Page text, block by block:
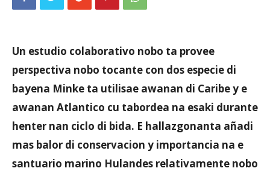
Aruba
Un estudio colaborativo nobo ta provee
perspectiva nobo tocante con dos especie di
bayena Minke ta utilisae awanan di Caribe y e
awanan Atlantico cu tabordea na esaki durante
henter nan ciclo di bida. E hallazgonanta añadi
mas balor di conservacion y importancia na e
santuario marino Hulandes relativamente nobo